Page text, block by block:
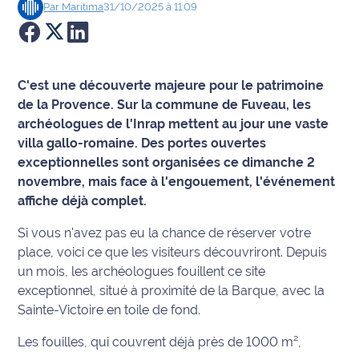
Culture
Éducation
Emploi
Environnement
Info
Justice
Loisirs
Par Maritima31/10/2025 à 11:09
C'est une découverte majeure pour le patrimoine
de la Provence. Sur la commune de Fuveau, les
archéologues de l'Inrap mettent au jour une vaste
villa gallo-romaine. Des portes ouvertes
exceptionnelles sont organisées ce dimanche 2
novembre, mais face à l'engouement, l'événement
affiche déjà complet.
Si vous n'avez pas eu la chance de réserver votre
place, voici ce que les visiteurs découvriront. Depuis
un mois, les archéologues fouillent ce site
exceptionnel, situé à proximité de la Barque, avec la
Sainte-Victoire en toile de fond.
Les fouilles, qui couvrent déjà près de 1000 m²,